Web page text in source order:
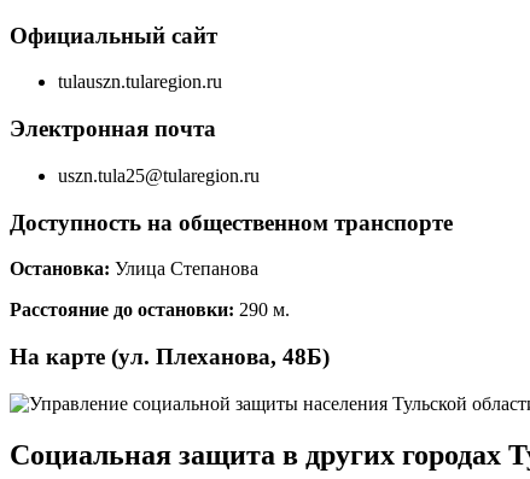
Официальный сайт
tulauszn.tularegion.ru
Электронная почта
uszn.tula25@tularegion.ru
Доступность на общественном транспорте
Остановка: Улица Степанова
Расстояние до остановки: 290 м.
На карте (ул. Плеханова, 48Б)
Социальная защита в других городах